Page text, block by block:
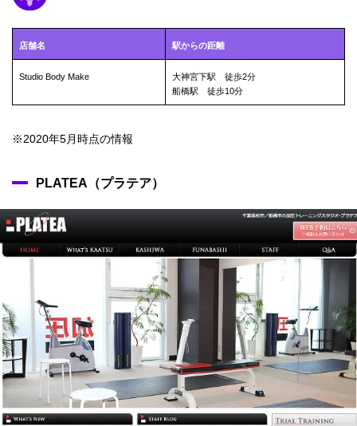
店舗名 駅からの距離
Studio Body Make
大神宮下駅 徒歩2分
船橋駅 徒歩10分
※2020年5月時点の情報
PLATEA（プラテア）